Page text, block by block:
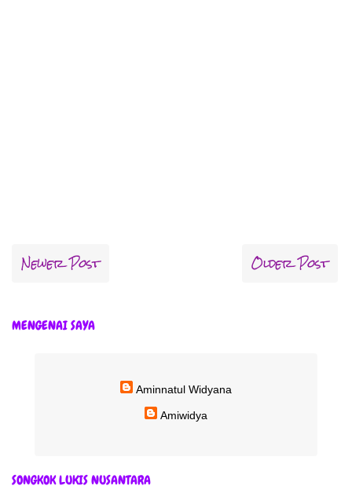
Newer Post Older Post
MENGENAI SAYA
Aminnatul Widyana
Amiwidya
SONGKOK LUKIS NUSANTARA